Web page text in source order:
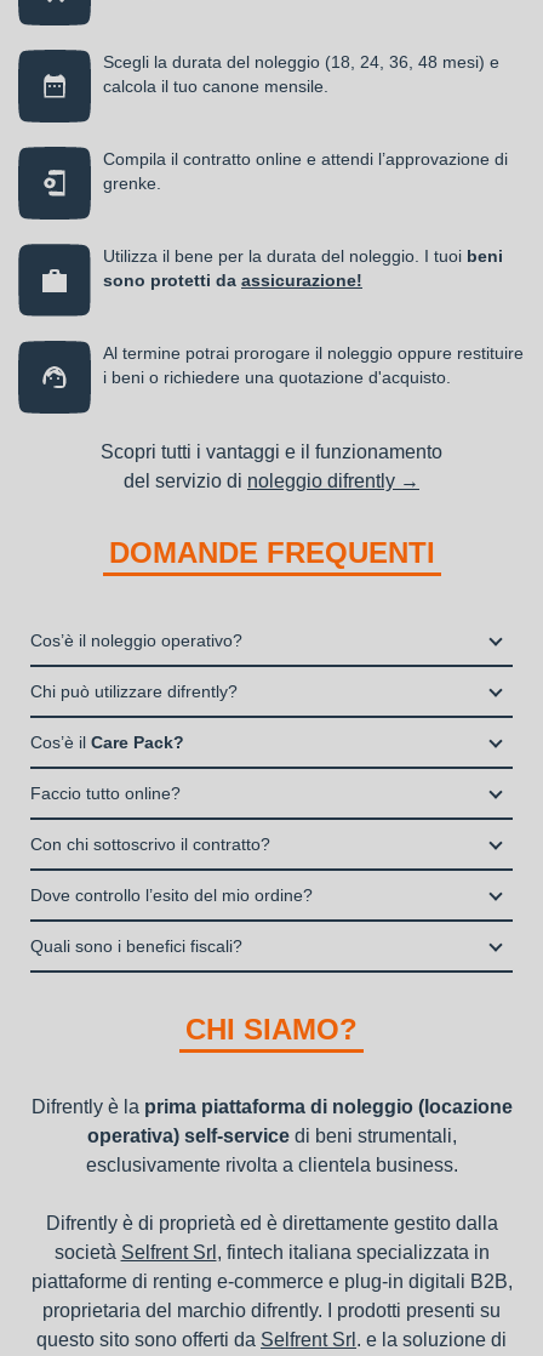
Scegli la durata del noleggio (18, 24, 36, 48 mesi) e
calcola il tuo canone mensile.
Compila il contratto online e attendi l’approvazione di
grenke.
Utilizza il bene per la durata del noleggio. I tuoi beni
sono protetti da assicurazione!
Al termine potrai prorogare il noleggio oppure restituire
i beni o richiedere una quotazione d'acquisto.
Scopri tutti i vantaggi e il funzionamento
del servizio di noleggio difrently →
DOMANDE FREQUENTI
Cos’è il noleggio operativo?
Il noleggio, o locazione operativa, è una soluzione che
alla propria attività a fronte del pagamento di un canone fisso
periodico.
Chi può utilizzare difrently?
Liberi Professionisti e Studi Associati
Società di Capitali (S.p.A., S.r.l.)
Enti e Associazioni purché in attività da almeno un anno.
I privati consumatori non possono accedere al servizio di
Cos’è il Care Pack?
Il Care Pack è un servizio che include:
stipulata da Grenke Italia S.p.A., società specializzata nel
noleggio B2B con cui verrà concluso il contratto, a tutela
dei beni e con vantaggi di gestione per i propri clienti.
Faccio tutto online?
Si, puoi scegliere sul sito il prodotto che ti serve, decidere la
interamente online
Con chi sottoscrivo il contratto?
Il contratto di locazione operativa sarà stipulato con Grenke
operativa di beni mobili strumentali (B2B), previa approvazione
della richiesta da parte della stessa.
Dove controllo l’esito del mio ordine?
Una volta fatto login vai sull’icona con l’omino e clicca su
Quali sono i benefici fiscali?
nel bilancio, poiché i canoni vengono considerati un servizio. I
canoni di noleggio sono deducibili ai fini IRES e IRAP
CHI SIAMO?
Difrently è la prima piattaforma di noleggio (locazione
operativa) self-servicedi beni strumentali,
esclusivamente rivolta a clientela business.
Difrently è di proprietà ed è direttamente gestito dalla
società Selfrent Srl , fintech italiana specializzata in
piattaforme di renting e-commerce e plug-in digitali B2B,
proprietaria del marchio difrently. I prodotti presenti su
questo sito sono offerti da Selfrent Srl . e la soluzione di